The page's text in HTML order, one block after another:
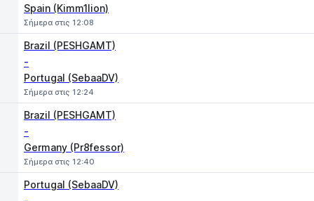
Spain (Kimm1lion)
Σήμερα στις 12:08
Brazil (PESHGAMT)
-
Portugal (SebaaDV)
Σήμερα στις 12:24
Brazil (PESHGAMT)
-
Germany (Pr8fessor)
Σήμερα στις 12:40
Portugal (SebaaDV)